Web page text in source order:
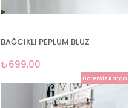
BAĞCIKLI PEPLUM BLUZ
₺699,00
Ücretsiz Kargo